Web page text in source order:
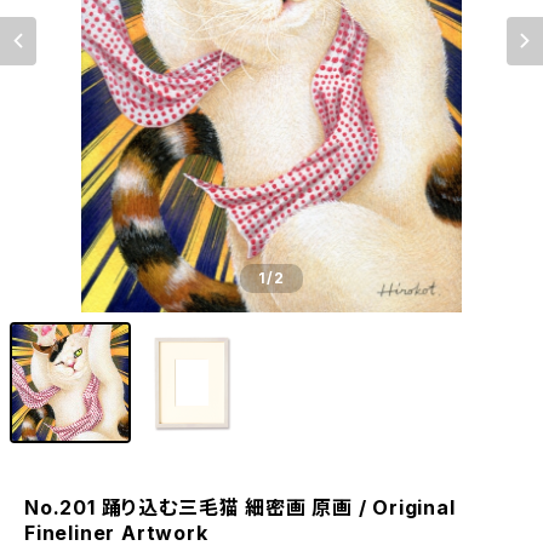
1/2
No.201 踊り込む三毛猫 細密画 原画 / Original
Fineliner Artwork